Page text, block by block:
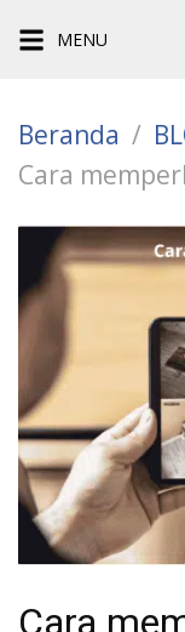
ke
MENU
Beranda
Cara
Cara